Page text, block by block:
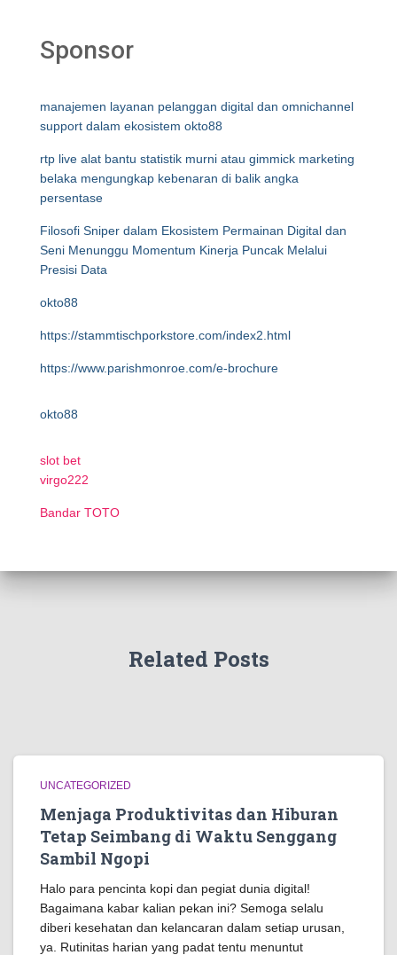
Sponsor
manajemen layanan pelanggan digital dan omnichannel
support dalam ekosistem okto88
rtp live alat bantu statistik murni atau gimmick marketing
belaka mengungkap kebenaran di balik angka
persentase
Filosofi Sniper dalam Ekosistem Permainan Digital dan
Seni Menunggu Momentum Kinerja Puncak Melalui
Presisi Data
okto88
https://stammtischporkstore.com/index2.html
https://www.parishmonroe.com/e-brochure
okto88
slot bet
virgo222
Bandar TOTO
Related Posts
UNCATEGORIZED
Menjaga Produktivitas dan Hiburan
Tetap Seimbang di Waktu Senggang
Sambil Ngopi
Halo para pencinta kopi dan pegiat dunia digital!
Bagaimana kabar kalian pekan ini? Semoga selalu
diberi kesehatan dan kelancaran dalam setiap urusan,
ya. Rutinitas harian yang padat tentu menuntut